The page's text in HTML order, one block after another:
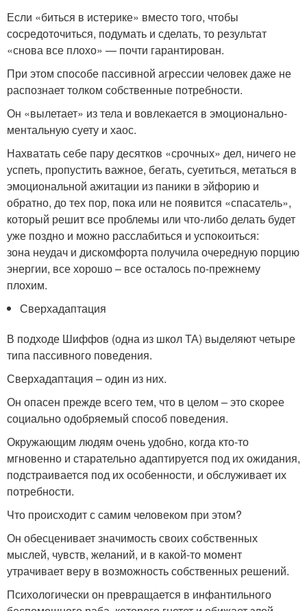
Если «биться в истерике» вместо того, чтобы
сосредоточиться, подумать и сделать, то результат
«снова все плохо» — почти гарантирован.
При этом способе пассивной агрессии человек даже не
распознает толком собственные потребности.
Он «вылетает» из тела и вовлекается в эмоционально-
ментальную суету и хаос.
Нахватать себе пару десятков «срочных» дел, ничего не
успеть, пропустить важное, бегать, суетиться, метаться в
эмоциональной ажитации из паники в эйфорию и
обратно, до тех пор, пока или не появится «спасатель»,
который решит все проблемы или что-либо делать будет
уже поздно и можно расслабиться и успокоиться:
зона неудач и дискомфорта получила очередную порцию
энергии, все хорошо – все осталось по-прежнему
плохим.
Сверхадаптация
В подходе Шиффов (одна из школ ТА) выделяют четыре
типа пассивного поведения.
Сверхадаптация – один из них.
Он опасен прежде всего тем, что в целом – это скорее
социально одобряемый способ поведения.
Окружающим людям очень удобно, когда кто-то
мгновенно и старательно адаптируется под их ожидания,
подстраивается под их особенности, и обслуживает их
потребности.
Что происходит с самим человеком при этом?
Он обесценивает значимость своих собственных
мыслей, чувств, желаний, и в какой-то момент
утрачивает веру в возможность собственных решений.
Психологически он превращается в инфантильного